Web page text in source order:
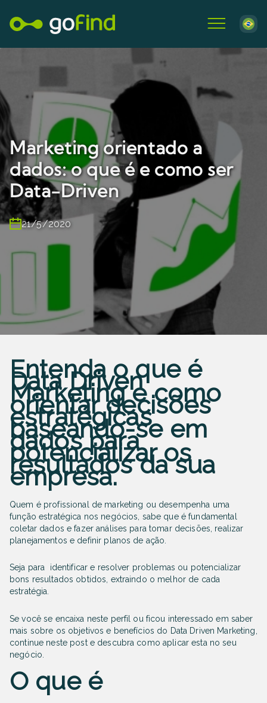
Marketing orientado a
dados: o que é e como ser
Data-Driven
21/5/2020
Entenda o que é
Data Driven
Marketing e como
orientar decisões
estratégicas
baseando-se em
dados para
potencializar os
resultados da sua
empresa.
Quem é profissional de marketing ou desempenha uma
função estratégica nos negócios, sabe que é fundamental
coletar dados e fazer análises para tomar decisões, realizar
planejamentos e definir planos de ação.
Seja para identificar e resolver problemas ou potencializar
bons resultados obtidos, extraindo o melhor de cada
estratégia.
Se você se encaixa neste perfil ou ficou interessado em saber
mais sobre os objetivos e benefícios do Data Driven Marketing,
continue neste post e descubra como aplicar esta no seu
negócio
O que é